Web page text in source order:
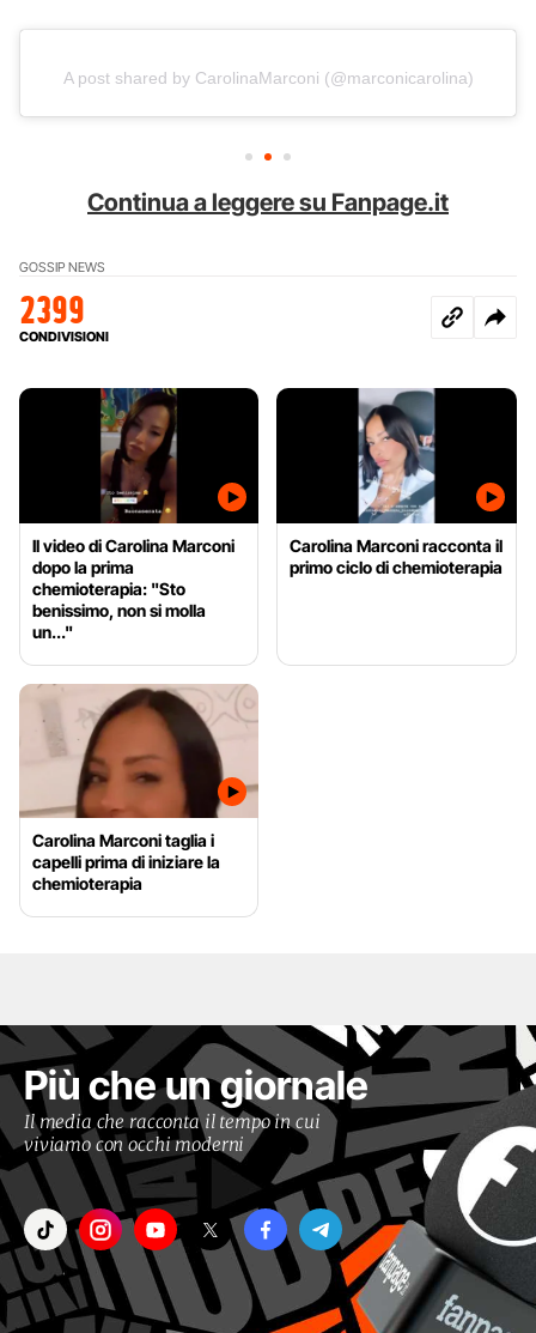
A post shared by CarolinaMarconi (@marconicarolina)
Continua a leggere su Fanpage.it
GOSSIP NEWS
2399
CONDIVISIONI
Il video di Carolina Marconi
dopo la prima
chemioterapia: "Sto
benissimo, non si molla
un..."
Carolina Marconi racconta il
primo ciclo di chemioterapia
Carolina Marconi taglia i
capelli prima di iniziare la
chemioterapia
Più che un giornale
Il media che racconta il tempo in cui
viviamo con occhi moderni